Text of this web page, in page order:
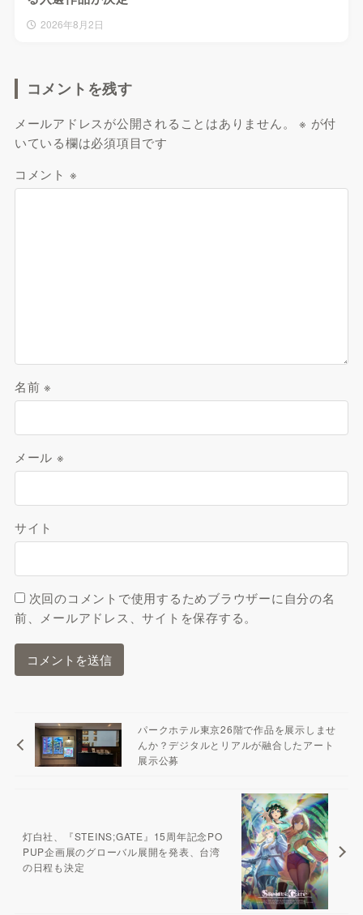
2026年8月2日
コメントを残す
メールアドレスが公開されることはありません。 ※ が付
いている欄は必須項目です
コメント ※
名前※
メール ※
サイト
次回のコメントで使用するためブラウザーに自分の名
前、メールアドレス、サイトを保存する。
パークホテル東京26階で作品を展示しませ
んか？デジタルとリアルが融合したアート
展示公募
灯白社、『STEINS;GATE』15周年記念PO
PUP企画展のグローバル展開を発表、台湾
の日程も決定